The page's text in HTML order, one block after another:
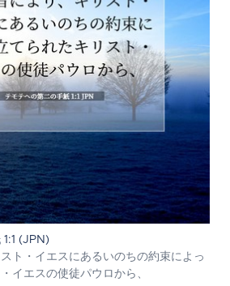
(JPN)
ト・イエスにあるいのちの約束によっ
イエスの使徒パウロから、